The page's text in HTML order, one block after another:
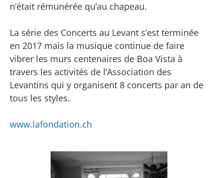
n’était rémunérée qu’au chapeau.
La série des Concerts au Levant s’est terminée
en 2017 mais la musique continue de faire
vibrer les murs centenaires de Boa Vista à
travers les activités de l’Association des
Levantins qui y organisent 8 concerts par an de
tous les styles.
www.lafondation.ch